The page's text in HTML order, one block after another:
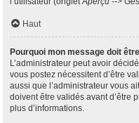
Haut
Pourquoi mon message doit
L’administrateur peut avoir
vous postez nécessitent d’être
aussi que l’administrateur vous
doivent être validés avant d’être
plus d’informations.